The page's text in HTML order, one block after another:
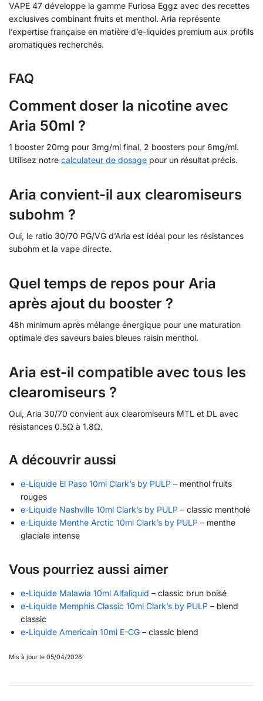
VAPE 47 développe la gamme Furiosa Eggz avec des recettes
exclusives combinant fruits et menthol. Aria représente
l’expertise française en matière d’e-liquides premium aux profils
aromatiques recherchés.
FAQ
Comment doser la nicotine avec
Aria 50ml ?
1 booster 20mg pour 3mg/ml final, 2 boosters pour 6mg/ml.
Utilisez notre calculateur de dosage pour un résultat précis.
Aria convient-il aux clearomiseurs
subohm ?
Oui, le ratio 30/70 PG/VG d’Aria est idéal pour les résistances
subohm et la vape directe.
Quel temps de repos pour Aria
après ajout du booster ?
48h minimum après mélange énergique pour une maturation
optimale des saveurs baies bleues raisin menthol.
Aria est-il compatible avec tous les
clearomiseurs ?
Oui, Aria 30/70 convient aux clearomiseurs MTL et DL avec
résistances 0.5Ω à 1.8Ω.
A découvrir aussi
e-Liquide El Paso 10ml Clark’s by PULP – menthol fruits
rouges
e-Liquide Nashville 10ml Clark’s by PULP – classic mentholé
e-Liquide Menthe Arctic 10ml Clark’s by PULP – menthe
glaciale intense
Vous pourriez aussi aimer
e-Liquide Malawia 10ml Alfaliquid – classic brun boisé
e-Liquide Memphis Classic 10ml Clark’s by PULP – blend
classic
e-Liquide Americain 10ml E-CG – classic blend
Mis à jour le 05/04/2026